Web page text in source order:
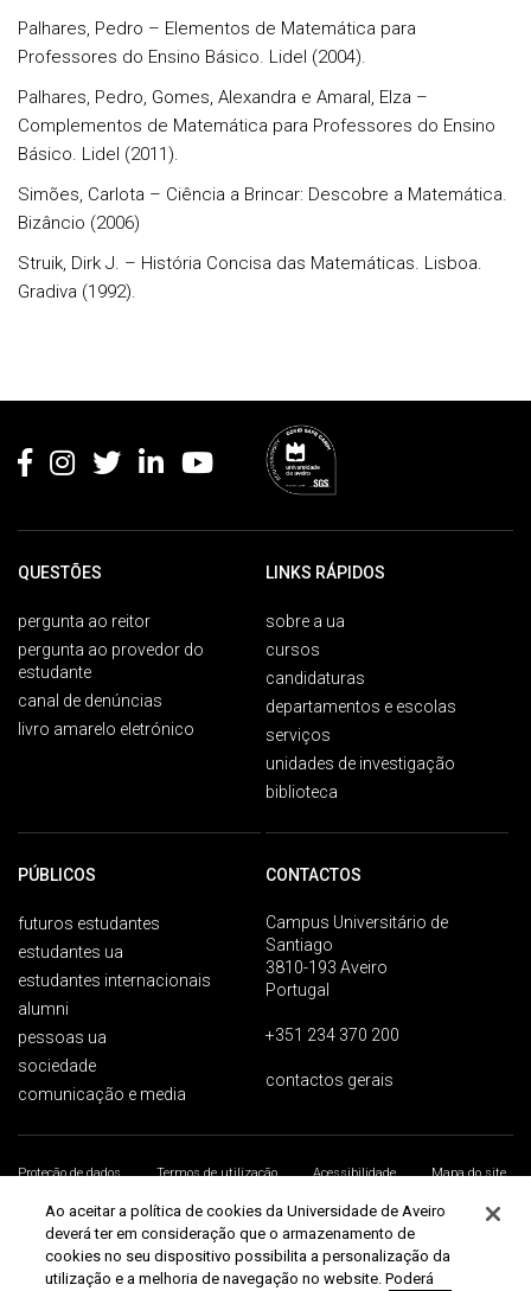
Palhares, Pedro – Elementos de Matemática para
Professores do Ensino Básico. Lidel (2004).
Palhares, Pedro, Gomes, Alexandra e Amaral, Elza –
Complementos de Matemática para Professores do Ensino
Básico. Lidel (2011).
Simões, Carlota – Ciência a Brincar: Descobre a Matemática.
Bizâncio (2006)
Struik, Dirk J. – História Concisa das Matemáticas. Lisboa.
Gradiva (1992).
QUESTÕES
pergunta ao reitor
pergunta ao provedor do
estudante
canal de denúncias
livro amarelo eletrónico
LINKS RÁPIDOS
sobre a ua
cursos
candidaturas
departamentos e escolas
serviços
unidades de investigação
biblioteca
PÚBLICOS
futuros estudantes
estudantes ua
estudantes internacionais
alumni
pessoas ua
sociedade
comunicação e media
CONTACTOS
Campus Universitário de
Santiago
3810-193 Aveiro
Portugal
+351 234 370 200
contactos gerais
Proteção de dados Termos de utilização Acessibilidade
Mapa do site
Universidade de Aveiro 2026
Ao aceitar a política de cookies da Universidade de Aveiro
deverá ter em consideração que o armazenamento de
cookies no seu dispositivo possibilita a personalização da
utilização e a melhoria de navegação no website. Poderá